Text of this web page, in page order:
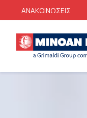
ΑΝΑΚΟΙΝΩΣΕΙΣ
Γραμμή Πειραιάς-